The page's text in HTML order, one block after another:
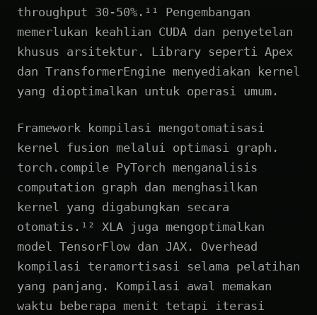
throughput 30-50%.¹¹ Pengembangan
memerlukan keahlian CUDA dan penyetelan
khusus arsitektur. Library seperti Apex
dan TransformerEngine menyediakan kernel
yang dioptimalkan untuk operasi umum.
Framework kompilasi mengotomatisasi
kernel fusion melalui optimasi graph.
torch.compile PyTorch menganalisis
computation graph dan menghasilkan
kernel yang digabungkan secara
otomatis.¹² XLA juga mengoptimalkan
model TensorFlow dan JAX. Overhead
kompilasi teramortisasi selama pelatihan
yang panjang. Kompilasi awal memakan
waktu beberapa menit tetapi iterasi